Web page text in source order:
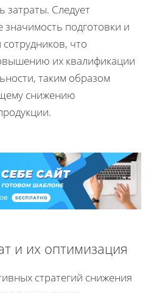
затраты. Следует
значимость подготовки и
что
их квалификации
таким образом
снижению
и их оптимизация
стратегий снижения